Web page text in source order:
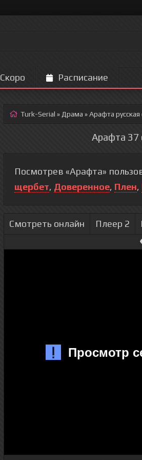
Скоро Расписание
Turk-Serial » Драма » Арафта
Арафта 37
Посмотрев «Арафта»
щербет, Доверенное, Плен,
Смотреть онлайн Плеер 2